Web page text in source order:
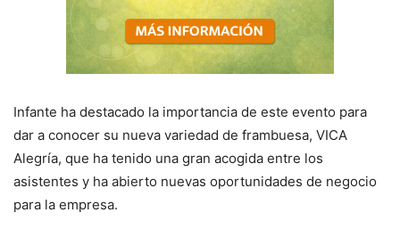
Infante ha destacado la importancia de este evento para
dar a conocer su nueva variedad de frambuesa, VICA
Alegría, que ha tenido una gran acogida entre los
asistentes y ha abierto nuevas oportunidades de negocio
para la empresa.